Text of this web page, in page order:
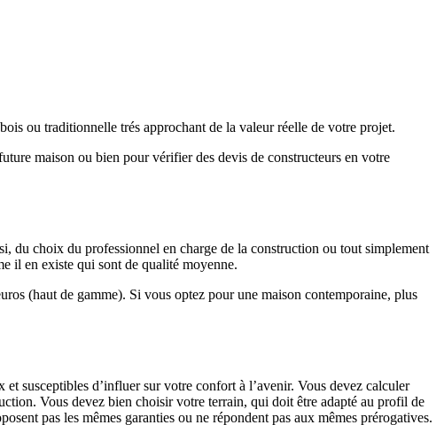
ou traditionnelle trés approchant de la valeur réelle de votre projet.
maison ou bien pour vérifier des devis de constructeurs en votre
du choix du professionnel en charge de la construction ou tout simplement
il en existe qui sont de qualité moyenne.
(haut de gamme). Si vous optez pour une maison contemporaine, plus
susceptibles d’influer sur votre confort à l’avenir. Vous devez calculer
Vous devez bien choisir votre terrain, qui doit être adapté au profil de
pas les mêmes garanties ou ne répondent pas aux mêmes prérogatives.